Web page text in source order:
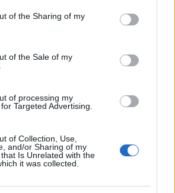
or usage behaviour. You may click to
to Google and its third-party tags to
specified purposes in below Google
of the Sharing of my
of the Sale of my
of processing my
Targeted Advertising.
of Collection, Use,
and/or Sharing of my
Is Unrelated with the
it was collected.
per
gratuita